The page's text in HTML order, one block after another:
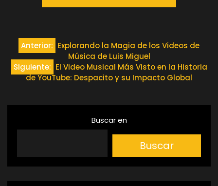
Navegación
de
entradas
Anterior: Explorando la Magia de los Videos de
Música de Luis Miguel
Siguiente: El Video Musical Más Visto en la Historia
de YouTube: Despacito y su Impacto Global
Buscar en
Buscar